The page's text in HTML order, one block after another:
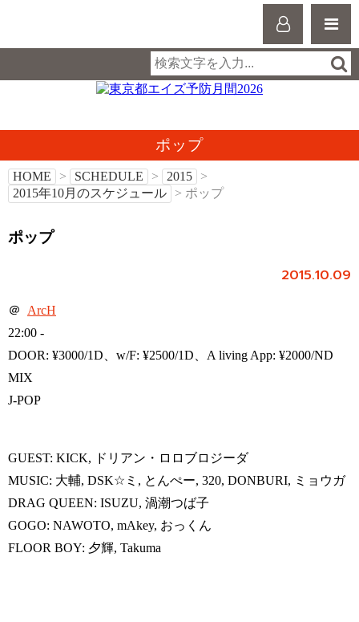
ポップ
HOME > SCHEDULE > 2015
>
2015年10月のスケジュール
> ポップ
ポップ
2015.10.09
＠
ArcH
22:00 -
DOOR: ¥3000/1D、w/F: ¥2500/1D、A living App: ¥2000/ND
MIX
J-POP
GUEST: KICK, ドリアン・ロロブロジーダ
MUSIC: 大輔, DSK☆ミ, とんぺー, 320, DONBURI, ミョウガ
DRAG QUEEN: ISUZU, 渦潮つば子
GOGO: NAWOTO, mAkey, おっくん
FLOOR BOY: 夕輝, Takuma